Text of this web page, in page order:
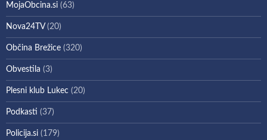
MojaObcina.si (63)
Nova24TV(20)
Občina Brežice (320)
Obvestila (3)
Plesni klub Lukec (20)
Podkasti (37)
Policija.si (179)